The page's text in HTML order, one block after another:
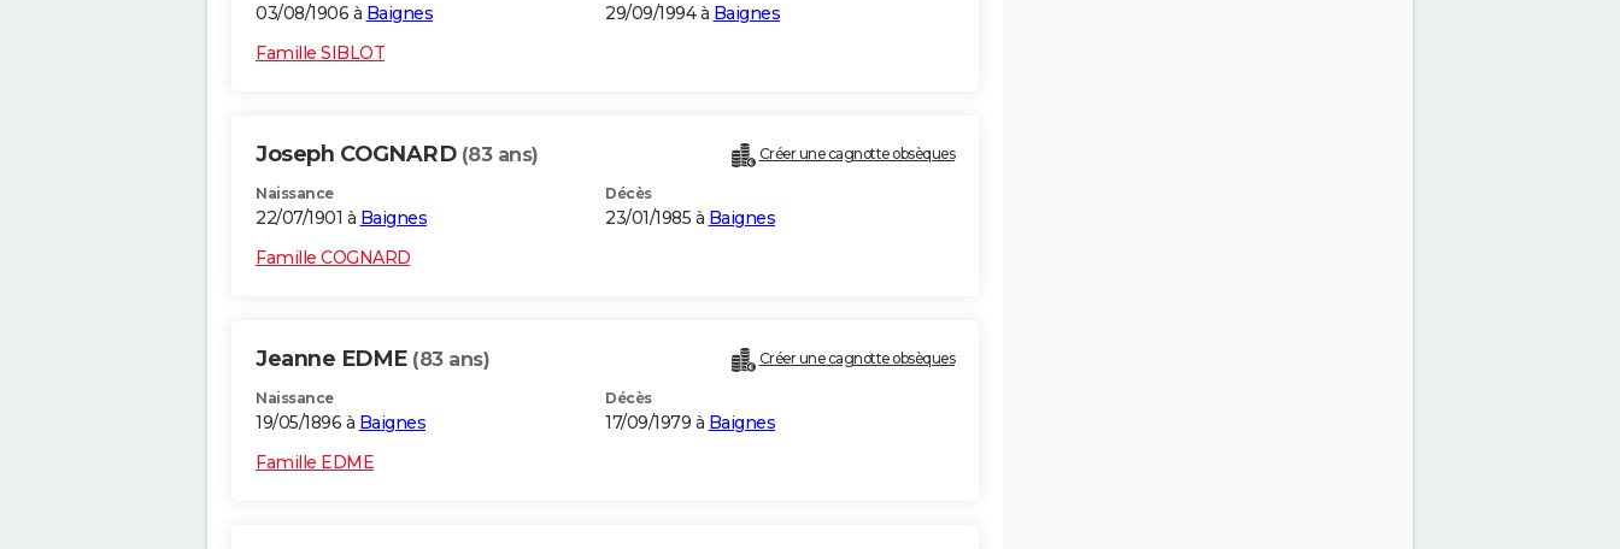
03/08/1906 à Baignes 29/09/1994 à Baignes
Famille SIBLOT
Joseph COGNARD (83 ans) Créer une cagnotte obsèques
Naissance
22/07/1901 à Baignes
Décès
23/01/1985 à Baignes
Famille COGNARD
Jeanne EDME (83 ans) Créer une cagnotte obsèques
Naissance
19/05/1896 à Baignes
Décès
17/09/1979 à Baignes
Famille EDME